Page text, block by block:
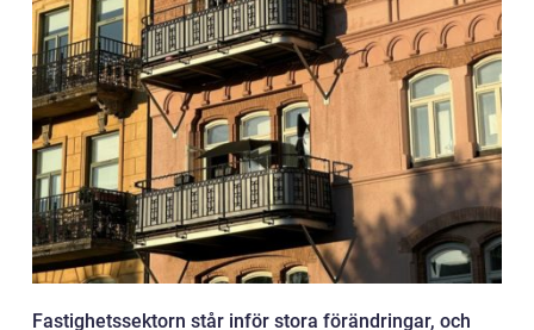
Fastighetssektorn står inför stora förändringar, och